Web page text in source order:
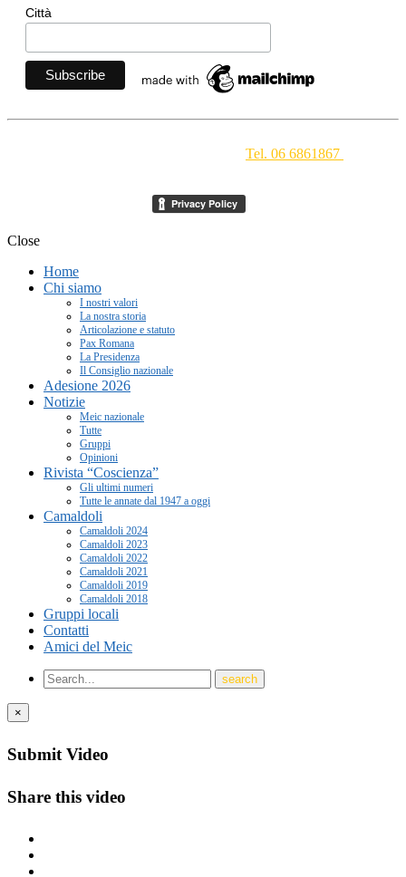
Città
Tel. 06 6861867
Close
Home
Chi siamo
I nostri valori
La nostra storia
Articolazione e statuto
Pax Romana
La Presidenza
Il Consiglio nazionale
Adesione 2026
Notizie
Meic nazionale
Tutte
Gruppi
Opinioni
Rivista “Coscienza”
Gli ultimi numeri
Tutte le annate dal 1947 a oggi
Camaldoli
Camaldoli 2024
Camaldoli 2023
Camaldoli 2022
Camaldoli 2021
Camaldoli 2019
Camaldoli 2018
Gruppi locali
Contatti
Amici del Meic
×
Submit Video
Share this video